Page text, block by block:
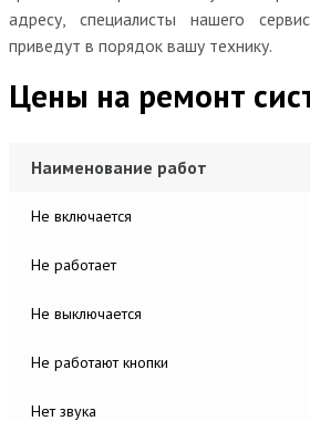
адресу, специалисты нашего
приведут в порядок вашу технику.
Цены на ремонт
Наименование работ
Не включается
Не работает
Не выключается
Не работают кнопки
Нет звука